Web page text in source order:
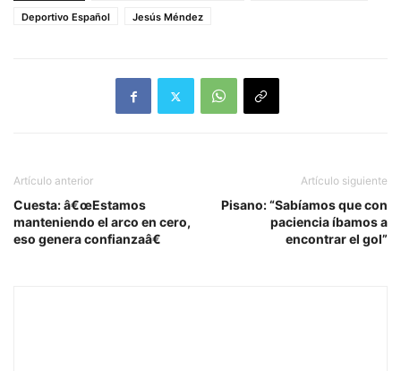
Deportivo Español
Jesús Méndez
Artículo anterior
Cuesta: â€œEstamos
manteniendo el arco en cero,
eso genera confianzaâ€
Artículo siguiente
Pisano: “Sabíamos que con
paciencia íbamos a
encontrar el gol”